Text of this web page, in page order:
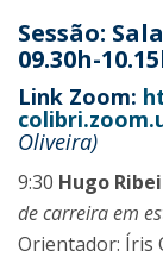
Sessão:
09.30h-
Link Zoom:
Oliveira)
9:30 Hugo
de carreira em
Orientador: Íris